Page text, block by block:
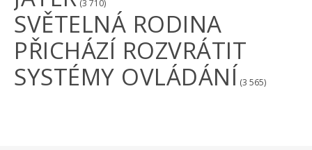
(3 710)
SVĚTELNÁ RODINA
PŘICHÁZÍ ROZVRÁTIT
SYSTÉMY OVLÁDÁNÍ (3 565)